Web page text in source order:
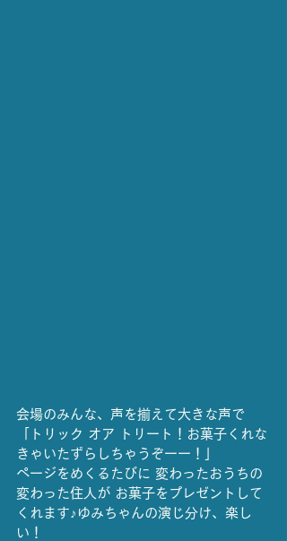
会場のみんな、声を揃えて大きな声で
「トリック オア トリート！お菓子くれな
きゃいたずらしちゃうぞーー！」
ページをめくるたびに 変わったおうちの
変わった住人が お菓子をプレゼントして
くれます♪ゆみちゃんの演じ分け、楽し
い！